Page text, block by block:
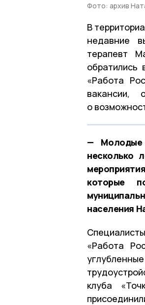
Фото: архив
В
недавние
терапевт
«Работа
вакансии,
о
— Молодые
несколько
которые
населения
«Работа
клуба